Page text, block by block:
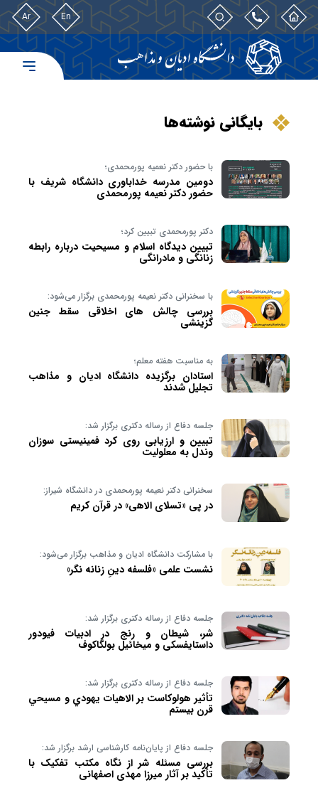
En
Ar
بایگانی نوشته‌ها
با حضور دکتر نعمیه پورمحمدی؛
دومین مدرسه خداباوری دانشگاه شریف با
حضور دکتر نعیمه پورمحمدی
دکتر پورمحمدی تبیین کرد؛
تبیین دیدگاه اسلام و مسیحیت درباره رابطه
زنانگی و مادرانگی
با سخنرانی دکتر نعیمه پورمحمدی برگزار می‌شود:
بررسی چالش های اخلاقی سقط جنین
گزینشی
به مناسبت هفته معلم؛
استادان برگزیده دانشگاه ادیان و مذاهب
تجلیل شدند
جلسه دفاع از رساله دکتری برگزار شد:
تبیین و ارزیابی روی کرد فمینیستی سوزان
وندل به معلولیت
سخنرانی دکتر نعیمه پورمحمدی در دانشگاه شیراز:
در پی «تسلای الاهی» در قرآن کریم
با مشارکت دانشگاه ادیان و مذاهب برگزار می‌شود:
نشست علمی «فلسفه دینِ زنانه نگر»
جلسه دفاع از رساله دکتری برگزار شد:
شر، شیطان و رنج در ادبیات فیودور
داستایفسکی و میخائیل بولگاکوف
جلسه دفاع از رساله دکتری برگزار شد:
تأثير هولوکاست بر الاهيات يهودي و مسيحي
قرن بيستم
جلسه دفاع از پایان‌نامه کارشناسی ارشد برگزار شد:
بررسی مسئله شر از نگاه مکتب تفکیک با
تأکید بر آثار میرزا مهدی اصفهانی